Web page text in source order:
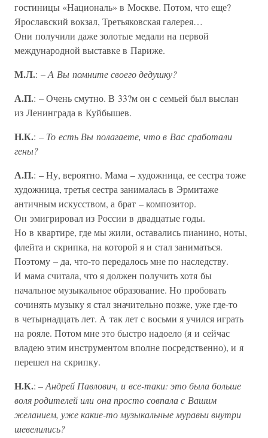
гостиницы «Националь» в Москве. Потом, что еще?
Ярославский вокзал, Третьяковская галерея…
Они получили даже золотые медали на первой
международной выставке в Париже.
М.Л.: –А Вы помните своего дедушку?
А.П.: – Очень смутно. В 33?м он с семьей был выслан
из Ленинграда в Куйбышев.
Н.К.: – То есть Вы полагаете, что в Вас сработали
гены?
А.П.: – Ну, вероятно. Мама – художница, ее сестра тоже
художница, третья сестра занималась в Эрмитаже
античным искусством, а брат – композитор.
Он эмигрировал из России в двадцатые годы.
Но в квартире, где мы жили, оставались пианино, ноты,
флейта и скрипка, на которой я и стал заниматься.
Поэтому – да, что-то передалось мне по наследству.
И мама считала, что я должен получить хотя бы
начальное музыкальное образование. Но пробовать
сочинять музыку я стал значительно позже, уже где-то
в четырнадцать лет. А так лет с восьми я учился играть
на рояле. Потом мне это быстро надоело (я и сейчас
владею этим инструментом вполне посредственно), и я
перешел на скрипку.
Н.К.: – Андрей Павлович, и все-таки: это была больше
воля родителей или она просто совпала с Вашим
желанием, уже какие-то музыкальные муравьи внутри
шевелились?